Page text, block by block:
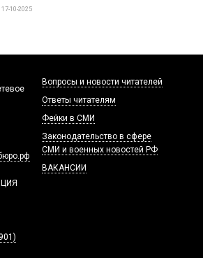
17-10-2025
Вопросы и новости читателей
Ответы читателям
Фейки в СМИ
Законодательство в сфере
СМИ и военных новостей РФ
ВАКАНСИИ